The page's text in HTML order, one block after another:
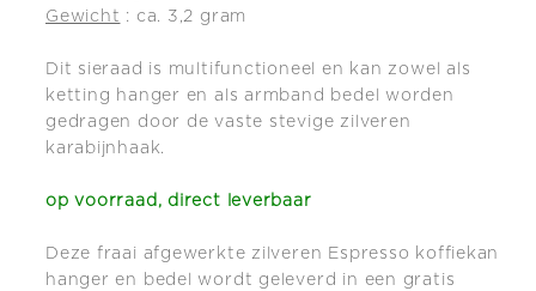
Gewicht : ca. 3,2 gram
Dit sieraad is multifunctioneel en kan zowel als
ketting hanger en als armband bedel worden
gedragen door de vaste stevige zilveren
karabijnhaak.
op voorraad, direct leverbaar
Deze fraai afgewerkte zilveren Espresso koffiekan
hanger en bedel wordt geleverd in een gratis